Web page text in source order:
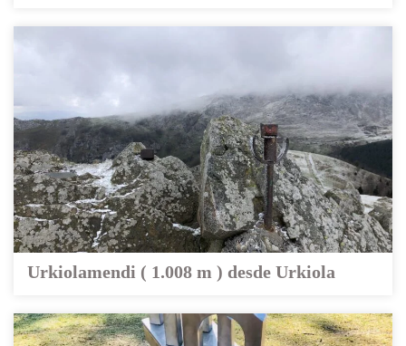
Urkiolamendi ( 1.008 m ) desde Urkiola